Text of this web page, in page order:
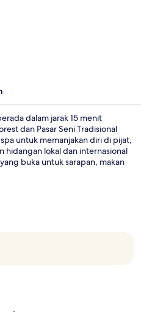
dalam jarak 15 menit
dan Pasar Seni Tradisional
untuk memanjakan diri di pijat,
hidangan lokal dan internasional
buka untuk sarapan, makan
lounge, dan kolam renang